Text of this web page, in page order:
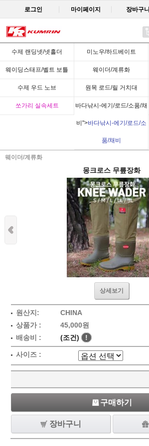
로그인 마이페이지 장바구니
수제 랜딩넷/넷홀더 미노우/하드베이트
웨이딩스태프/벨트 보틀 웨이더/계류화
수제 우드 노브 원목 로드/릴 거치대
쏘가리 실속세트 바다낚시-에기/로드/소품/채
비">바다낚시-에기/로드/소
품/채비
웨이더/계류화
몽크로스 무릎장화
상세보기
원산지:
CHINA
상품가 :
45,000원
배송비 :
(조건) !
사이즈 :
구매하기
장바구니